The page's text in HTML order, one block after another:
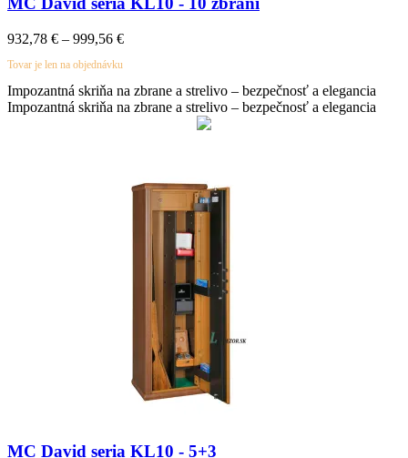
932,78 € – 999,56 €Price
through
999,56 €
Tovar je len na objednávku
Impozantná skriňa na zbrane a strelivo – bezpečnosť a elegancia
Impozantná skriňa na zbrane a strelivo – bezpečnosť a elegancia
MC David seria KL10 - 5+3